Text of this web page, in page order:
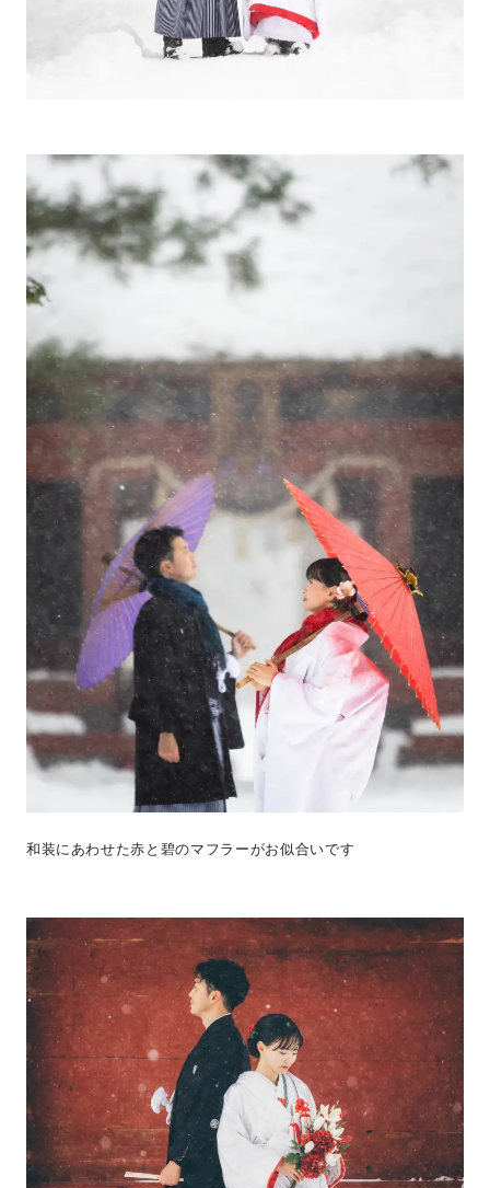
和装にあわせた赤と碧のマフラーがお似合いです